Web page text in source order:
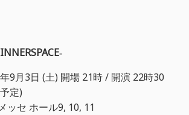
年9月3日 (土) 開場 21時 / 開演 22時30
定)
ッセ ホール9, 10, 11